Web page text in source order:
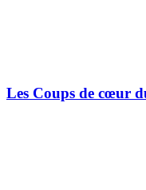
Les Coups de cœur